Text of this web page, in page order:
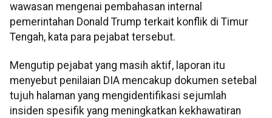
wawasan mengenai pembahasan internal
pemerintahan Donald Trump terkait konflik di Timur
Tengah, kata para pejabat tersebut.
Mengutip pejabat yang masih aktif, laporan itu
menyebut penilaian DIA mencakup dokumen setebal
tujuh halaman yang mengidentifikasi sejumlah
insiden spesifik yang meningkatkan kekhawatiran